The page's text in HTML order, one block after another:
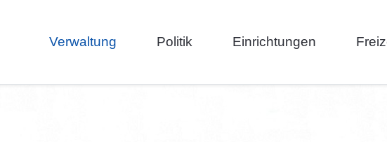
Verwaltung Politik Einrichtungen